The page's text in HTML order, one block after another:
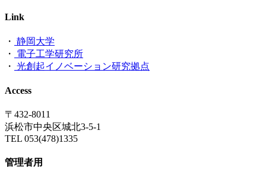
Link
・ 静岡大学
・
電子工学研究所
・ 光創起イノベーション研究拠点
Access
〒432-8011
浜松市中央区城北3-5-1
TEL 053(478)1335
管理者用